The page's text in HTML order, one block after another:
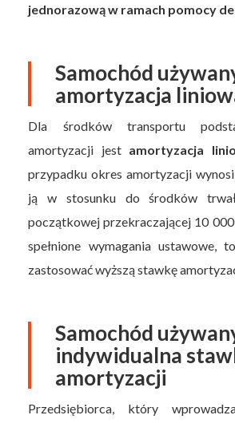
jednorazową w ramach pomocy de
Samochód
amortyzacja
Dla środków transportu
amortyzacji jest amortyzacja
przypadku okres amortyzacji wynosi
ją w stosunku do środków
początkowej przekraczającej 10 000
spełnione wymagania ustawowe,
zastosować wyższą stawkę
Samochód
indywidualna
amortyzacji
Przedsiębiorca, który